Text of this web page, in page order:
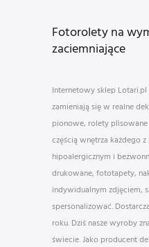
Fotorolety na
zaciemniające
Internetowy sklep
zamieniają się w realne
pionowe, rolety plisowane
częścią wnętrza każdego
hipoalergicznym i
drukowane, fototapety,
indywidualnym zdjęciem,
spersonalizować.
roku. Dziś nasze wyroby
świecie. Jako producent